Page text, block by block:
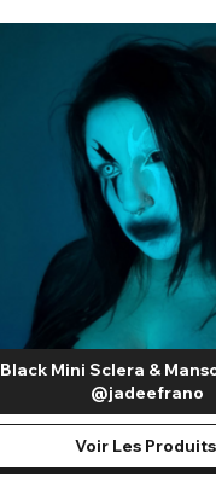
Black Mini Sclera &
@jadeefrano
Voir Les Produits